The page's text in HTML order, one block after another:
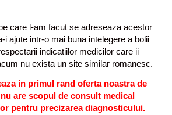
s
u
u
i
care l-am facut se adreseaza acestor
i ajute intr-o mai buna intelegere a bolii
indicatiilor medicilor care ii
nu exista un site similar romanesc.
in primul rand oferta noastra de
are scopul de consult medical
pentru precizarea diagnosticului.